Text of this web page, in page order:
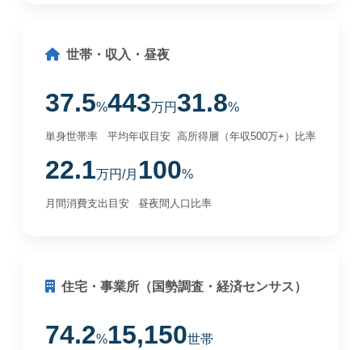
世帯・収入・昼夜
37.5%
単身世帯率
443万円
平均年収目安
31.8%
高所得層（年収500万+）比率
22.1万円/月
月間消費支出目安
100%
昼夜間人口比率
住宅・事業所（国勢調査・経済センサス）
74.2%15,150世帯